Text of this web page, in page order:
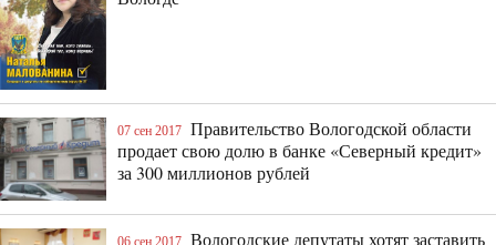
07 сен 2017 Правительство Вологодской области
продает свою долю в банке «Северный кредит»
за 300 миллионов рублей
06 сен 2017 Вологодские депутаты хотят заставить